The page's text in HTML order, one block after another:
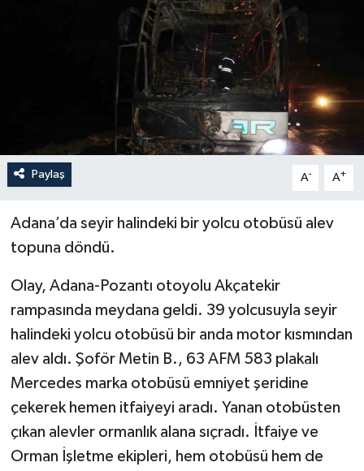
Paylaş A- A+
Adana’da seyir halindeki bir yolcu otobüsü alev
topuna döndü.
Olay, Adana-Pozantı otoyolu Akçatekir
rampasında meydana geldi. 39 yolcusuyla seyir
halindeki yolcu otobüsü bir anda motor kısmından
alev aldı. Şoför Metin B., 63 AFM 583 plakalı
Mercedes marka otobüsü emniyet şeridine
çekerek hemen itfaiyeyi aradı. Yanan otobüsten
çıkan alevler ormanlık alana sıçradı. İtfaiye ve
Orman İşletme ekipleri, hem otobüsü hem de